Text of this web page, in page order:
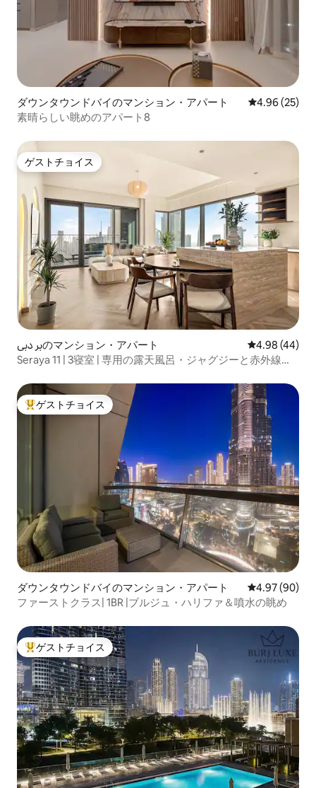
ダウンタウンドバイのマンション・アパート レビュー25
4.96 (25)
素晴らしい眺めのアパート8
ゲストチョイス
ゲストチョイス
بر دبيのマンション・アパート レビュー44
4.98 (44)
Seraya 11 | 3寝室 | 専用の露天風呂・ジャグジーと赤外線サ
大好評のゲストチョイスです。
ゲストチョイス
ダウンタウンドバイのマンション・アパート レビュー90
4.97 (90)
ファーストクラス| 1BR |ブルジュ・ハリファ＆噴水の眺め
大好評のゲストチョイスです。
ゲストチョイス